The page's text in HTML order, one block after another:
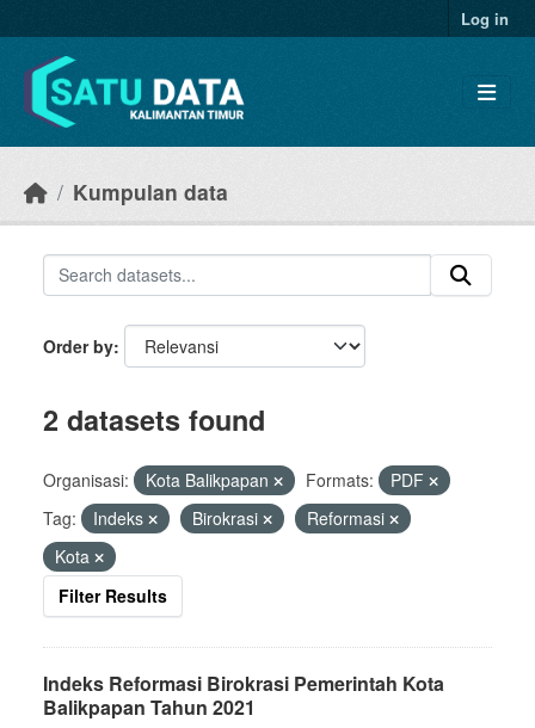
Log in
Kumpulan data
Order by
2 datasets found
Organisasi: Kota Balikpapan Formats:
PDF
Tag:
Indeks Birokrasi
Reformasi
Kota
Filter Results
Indeks Reformasi Birokrasi Pemerintah Kota
Balikpapan Tahun 2021